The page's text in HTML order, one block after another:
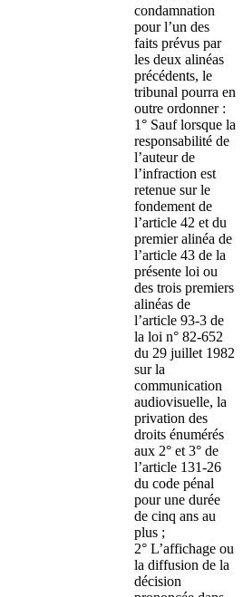
condamnation
pour l’un des
faits prévus par
les deux alinéas
précédents, le
tribunal pourra en
outre ordonner :
1° Sauf lorsque la
responsabilité de
l’auteur de
l’infraction est
retenue sur le
fondement de
l’article 42 et du
premier alinéa de
l’article 43 de la
présente loi ou
des trois premiers
alinéas de
l’article 93-3 de
la loi n° 82-652
du 29 juillet 1982
sur la
communication
audiovisuelle, la
privation des
droits énumérés
aux 2° et 3° de
l’article 131-26
du code pénal
pour une durée
de cinq ans au
plus ;
2° L’affichage ou
la diffusion de la
décision